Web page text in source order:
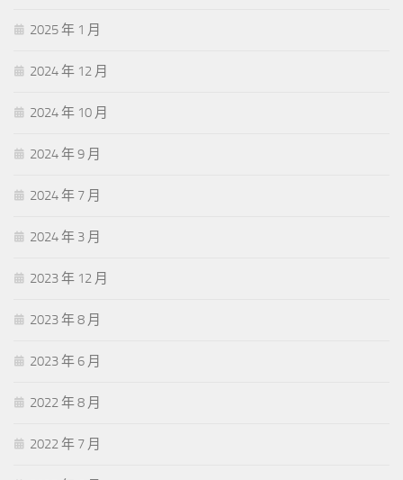
2025 年 1 月
2024 年 12 月
2024 年 10 月
2024 年 9 月
2024 年 7 月
2024 年 3 月
2023 年 12 月
2023 年 8 月
2023 年 6 月
2022 年 8 月
2022 年 7 月